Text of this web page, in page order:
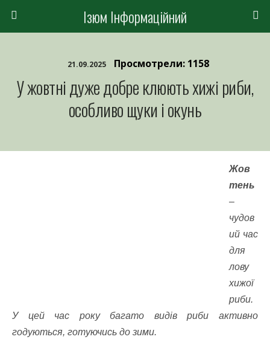
Ізюм Інформаційний
21.09.2025 Просмотрели: 1158
У жовтні дуже добре клюють хижі риби,
особливо щуки і окунь
Жов
тень
–
чудов
ий час
для
лову
хижої
риби.
У цей час року багато видів риби активно
годуються, готуючись до зими.